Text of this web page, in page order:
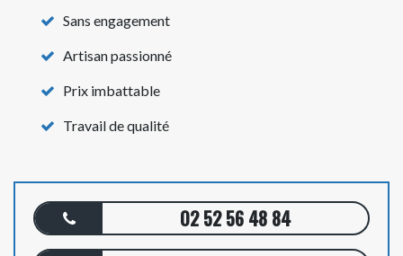
Sans engagement
Artisan passionné
Prix imbattable
Travail de qualité
02 52 56 48 84